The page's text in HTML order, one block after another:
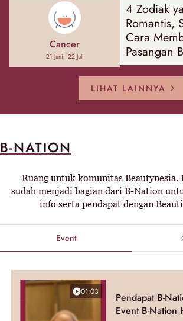
Cancer
21 Juni - 22 Juli
4 Zodiak
Romantis,
Cara
Pasangan
LIHAT LAINNYA
B-NATION
Ruang untuk komunitas Beautynesia.
sudah menjadi bagian dari B-Nation
info serta pendapat dengan
Event
01:03
Pendapat B-
Event B-Nation